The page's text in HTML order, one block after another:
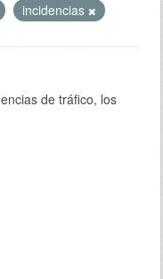
incidencias
de tráfico, los